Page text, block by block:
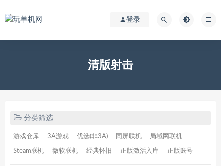
登录
清版射击
分类筛选
游戏仓库 3A游戏 优选(非3A) 同屏联机 局域网联机
Steam联机 微软联机 经典怀旧 正版激活入库 正版账号